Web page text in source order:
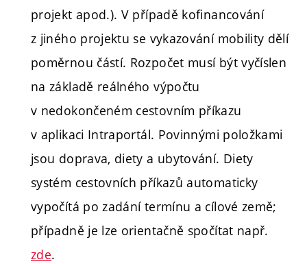
projekt apod.). V případě kofinancování
z jiného projektu se vykazování mobility dělí
poměrnou částí. Rozpočet musí být vyčíslen
na základě reálného výpočtu
v nedokončeném cestovním příkazu
v aplikaci Intraportál. Povinnými položkami
jsou doprava, diety a ubytování. Diety
systém cestovních příkazů automaticky
vypočítá po zadání termínu a cílové země;
případně je lze orientačně spočítat např.
zde.